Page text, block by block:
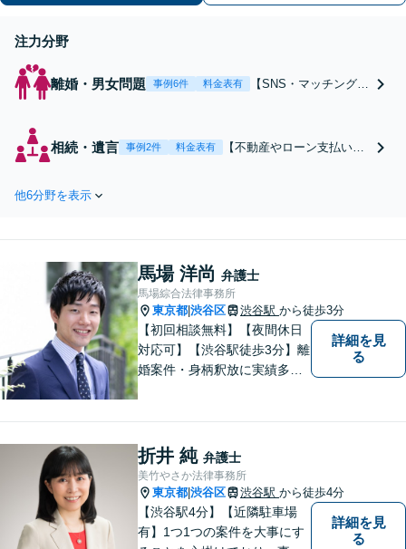
も積極的に受付中！【個人・法人対
注力分野
離婚・男女問題 事例6件 料金表有
【SNS・マッチングア
分】交渉・調停・裁
相続・遺言 事例2件 料金表有
【不動産やローン支払いを
書作成や相続対策など相続
や裁判にも対応。相続税を
踏まえたサポート可【税理
士・不動産鑑定士と連携】
他6分野を表示
馬場 洋尚 弁護士
馬場綜合法律事務所
東京都 渋谷区 渋谷駅 から徒歩3分
【初回相談無料】【夜間休日
対応可】【渋谷駅徒歩3分】離
婚案件・身柄釈放に実績多数
かりと向き合い、迅速に粘り
強くより良い解決を目指しま
す。お困りの場合、まずはご
相談ください。
詳細を見
る
折井 純 弁護士
美竹やさか法律事務所
東京都 渋谷区 渋谷駅 から徒歩4分
【渋谷駅4分】【近隣駐車場
有】1つ1つの案件を大事にす
詳細を見
る